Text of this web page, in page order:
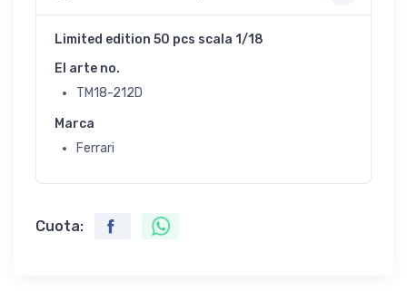
Limited edition 50 pcs scala 1/18
El arte no.
TM18-212D
Marca
Ferrari
Cuota: